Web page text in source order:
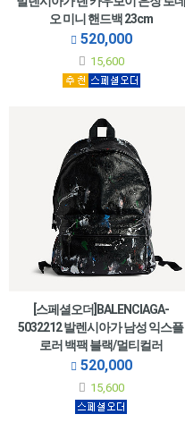
오 미니 핸드백 23cm
520,000
15,600
[스페셜오더]BALENCIAGA-
5032212 발렌시아가 남성 익스플
로러 백팩 블랙/멀티컬러
520,000
15,600